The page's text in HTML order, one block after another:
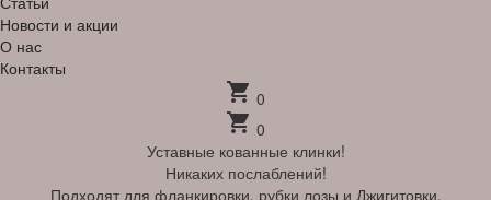
Новости и акции
О нас
Контакты
shopping_cart 0
shopping_cart 0
Уставные кованные клинки!
Никаких послаблений!
Подходят для фланкировки, рубки лозы и Джигитовки.